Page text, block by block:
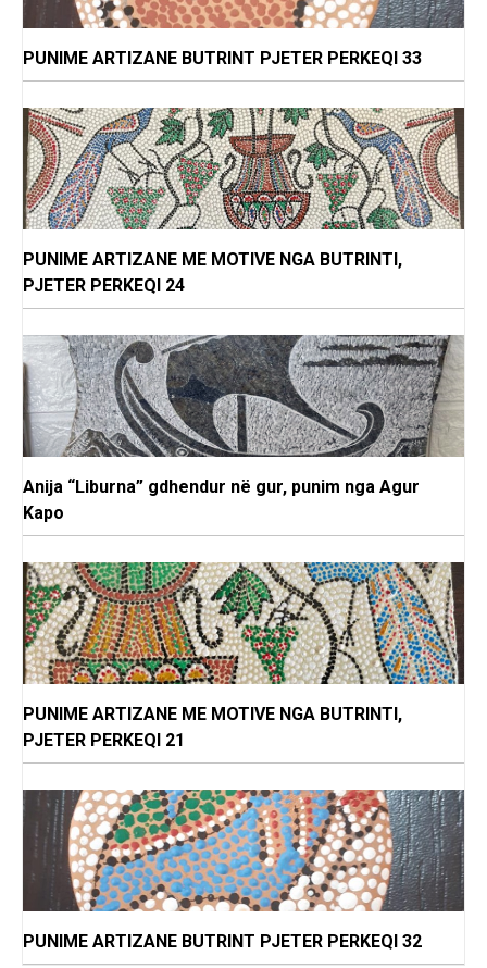
PUNIME ARTIZANE BUTRINT PJETER PERKEQI 33
PUNIME ARTIZANE ME MOTIVE NGA BUTRINTI,
PJETER PERKEQI 24
Anija “Liburna” gdhendur në gur, punim nga Agur
Kapo
PUNIME ARTIZANE ME MOTIVE NGA BUTRINTI,
PJETER PERKEQI 21
PUNIME ARTIZANE BUTRINT PJETER PERKEQI 32